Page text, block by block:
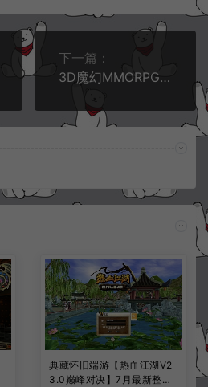
下一篇：
3D魔幻MMORPG端游【灵魂回响6职业魔改修复无CD版】5月最新整理Win半手工服务端+网页注册+GM指令+GM工具+PC客户端+详细搭建教程
典藏怀旧端游【热血江湖V2
3.0巅峰对决】7月最新整理